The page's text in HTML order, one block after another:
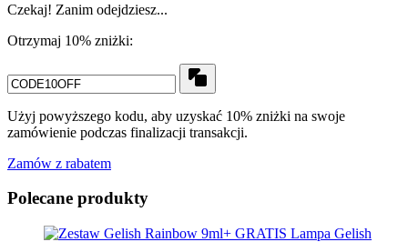
Czekaj! Zanim odejdziesz...
Otrzymaj 10% zniżki:
Copy
Użyj powyższego kodu, aby uzyskać 10% zniżki na swoje
zamówienie podczas finalizacji transakcji.
Zamów z rabatem
Polecane produkty